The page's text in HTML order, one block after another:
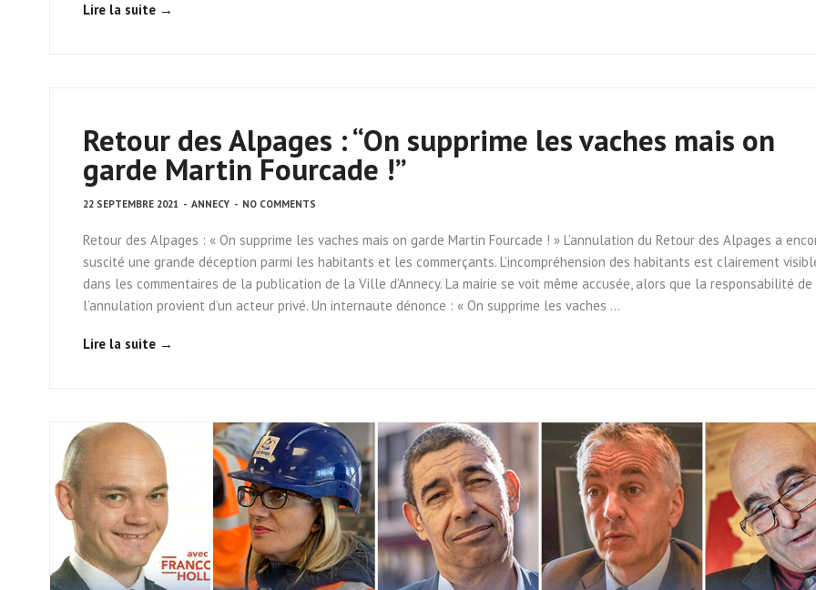
Lire la suite →
Retour des Alpages : “On supprime les vaches mais on
garde Martin Fourcade !”
22 SEPTEMBRE 2021 - ANNECY - NO COMMENTS
Retour des Alpages : « On supprime les vaches mais on garde Martin Fourcade ! » L’annulation du Retour des Alpages a
suscité une grande déception parmi les habitants et les commerçants. L’incompréhension des habitants est clairement
dans les commentaires de la publication de la Ville d’Annecy. La mairie se voit même accusée, alors que la responsabilité de
l’annulation provient d’un acteur privé. Un internaute dénonce : « On supprime les vaches …
Lire la suite →